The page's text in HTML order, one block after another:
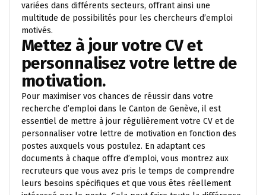
variées dans différents secteurs, offrant ainsi une
multitude de possibilités pour les chercheurs d’emploi
motivés.
Mettez à jour votre CV et
personnalisez votre lettre de
motivation.
Pour maximiser vos chances de réussir dans votre
recherche d’emploi dans le Canton de Genève, il est
essentiel de mettre à jour régulièrement votre CV et de
personnaliser votre lettre de motivation en fonction des
postes auxquels vous postulez. En adaptant ces
documents à chaque offre d’emploi, vous montrez aux
recruteurs que vous avez pris le temps de comprendre
leurs besoins spécifiques et que vous êtes réellement